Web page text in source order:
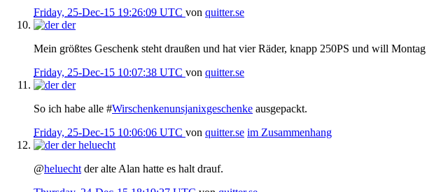
Friday, 25-Dec-15 19:26:09 UTC von quitter.se
der
Mein größtes Geschenk steht draußen und hat vier Räder, knapp 250PS und will
Friday, 25-Dec-15 10:07:38 UTC von quitter.se
der
So ich habe alle #Wirschenkenunsjanixgeschenke ausgepackt.
Friday, 25-Dec-15 10:06:06 UTC von quitter.se im Zusammenhang
der heluecht
@heluecht der alte Alan hatte es halt drauf.